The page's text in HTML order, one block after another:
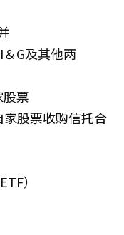
G及其他两
票
股票收购信托合
）